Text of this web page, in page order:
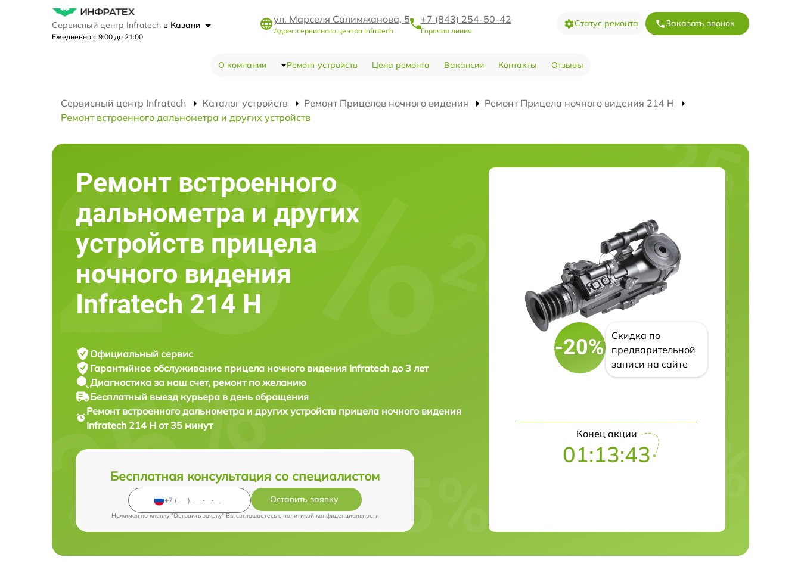
Сервисный центр Infratech в Казани
Ежедневно с 9:00 до 21:00
ул. Марселя Салимжанова, 5
Адрес сервисного центра Infratech
+7 (843) 254-50-42
Горячая линия
Статус ремонта Заказать звонок
О компании Ремонт устройств Цена ремонта Вакансии Контакты Отзывы
Сервисный центр Infratech Каталог устройств Ремонт Прицелов ночного видения
Ремонт Прицела ночного видения 214 Н
Ремонт встроенного дальнометра и других устройств
Ремонт встроенного
дальнометра и других
устройств прицела
ночного видения
Infratech 214 Н
Официальный сервис
Гарантийное обслуживание прицела ночного видения Infratech до 3 лет
Диагностика за наш счет, ремонт по желанию
Бесплатный выезд курьера в день обращения
Ремонт встроенного дальнометра и других устройств прицела ночного видения
Infratech 214 Н от 35 минут
Бесплатная консультация со специалистом
Оставить заявку
Нажимая на кнопку "Оставить заявку" Вы соглашаетесь c политикой конфиденциальности
-20%
Скидка по
предварительной
записи на сайте
Конец акции
01:13:43